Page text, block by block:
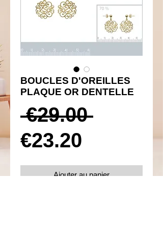
BOUCLES D'OREILLES
PLAQUE OR DENTELLE
€29.00 Prix
original
€23.20
Ajouter au panier